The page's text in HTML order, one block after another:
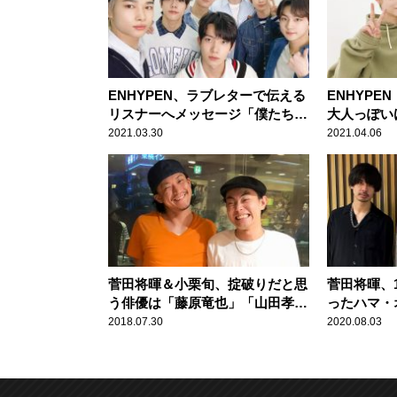
ENHYPEN、ラブレターで伝える
リスナーへメッセージ「僕たちと
素敵な時間を過ごしましょう」
2021.03.30
ENHYPEN
大人っぽ
NI-KIも思
2021.04.06
菅田将暉＆小栗旬、掟破りだと思
う俳優は「藤原竜也」「山田孝
之」
2018.07.30
菅田将暉、
ったハマ
発で気づく
2020.08.03